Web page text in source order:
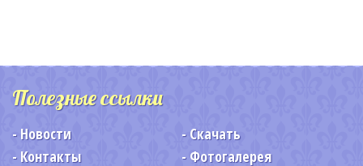
Полезные ссылки
Новости
Скачать
Контакты
Фотогалерея